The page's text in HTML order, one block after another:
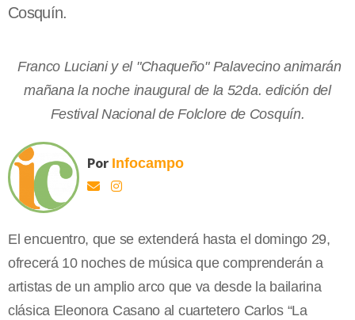
Cosquín.
Franco Luciani y el "Chaqueño" Palavecino animarán
mañana la noche inaugural de la 52da. edición del
Festival Nacional de Folclore de Cosquín.
Por Infocampo
El encuentro, que se extenderá hasta el domingo 29,
ofrecerá 10 noches de música que comprenderán a
artistas de un amplio arco que va desde la bailarina
clásica Eleonora Casano al cuartetero Carlos “La